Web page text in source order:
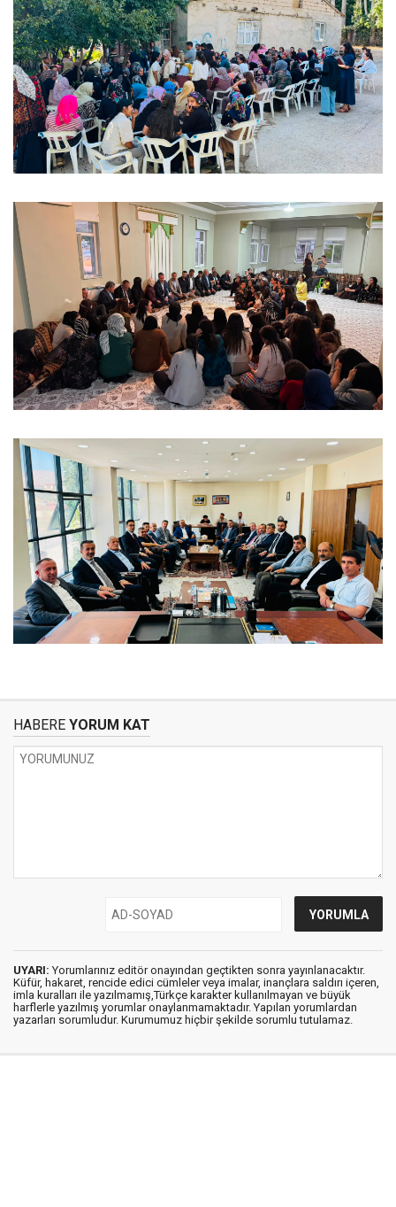
HABERE YORUM KAT
UYARI: Yorumlarınız editör onayından geçtikten sonra yayınlanacaktır.
Küfür, hakaret, rencide edici cümleler veya imalar, inançlara saldırı içeren,
imla kuralları ile yazılmamış,Türkçe karakter kullanılmayan ve büyük
harflerle yazılmış yorumlar onaylanmamaktadır. Yapılan yorumlardan
yazarları sorumludur. Kurumumuz hiçbir şekilde sorumlu tutulamaz.